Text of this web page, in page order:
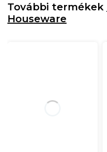
További termékek
Houseware